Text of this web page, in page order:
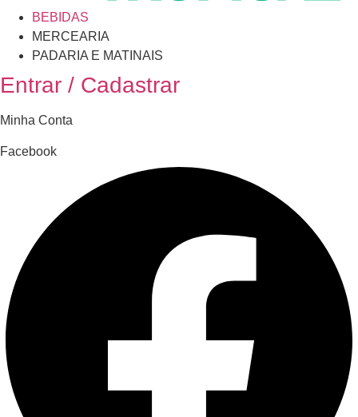
BEBIDAS
MERCEARIA
PADARIA E MATINAIS
Entrar / Cadastrar
Minha Conta
Facebook